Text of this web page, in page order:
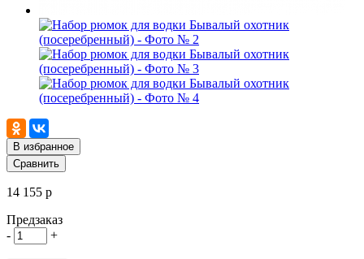
В избранное
Сравнить
14 155 р
Предзаказ
-
+